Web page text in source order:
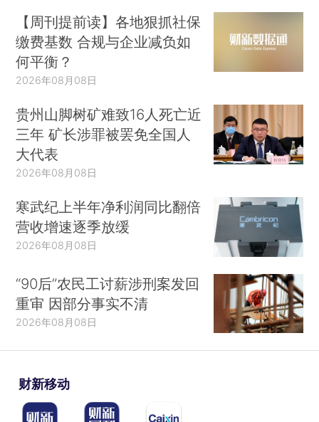
【周刊提前读】各地狠抓社保
缴费基数 合规与企业减负如
何平衡？
2026年08月08日
贵州山脚树矿难致16人死亡近
三年 矿长涉罪被罢免全国人
大代表
2026年08月08日
寒武纪上半年净利润同比翻倍
营收增速逐季放缓
2026年08月08日
“90后”农民工讨薪涉刑案发回
重审 因部分事实不清
2026年08月08日
财新移动